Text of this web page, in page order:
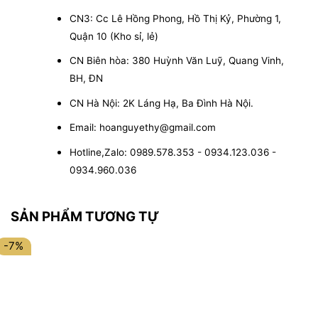
CN3: Cc Lê Hồng Phong, Hồ Thị Kỷ, Phường 1,
Quận 10 (Kho sỉ, lẻ)
CN Biên hòa: 380 Huỳnh Văn Luỹ, Quang Vinh,
BH, ĐN
CN Hà Nội: 2K Láng Hạ, Ba Đình Hà Nội.
Email: hoanguyethy@gmail.com
Hotline,Zalo: 0989.578.353 - 0934.123.036 -
0934.960.036
SẢN PHẨM TƯƠNG TỰ
-7%